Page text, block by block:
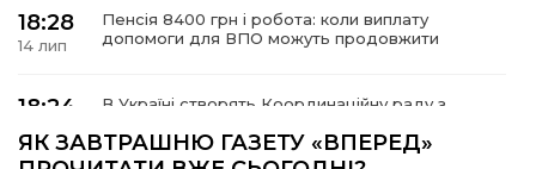
18:28
14 лип
Пенсія 8400 грн і робота: коли виплату
допомоги для ВПО можуть продовжити
18:24
В Україні створять Координаційну раду з
кордону
ЯК ЗАВТРАШНЮ ГАЗЕТУ «ВПЕРЕД»